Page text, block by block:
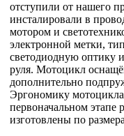
отступили от нашего
инсталировали в
мотором и
электронной метки,
светодиодную оптику
руля. Мотоцикл
дополнительно
Эргономику
первоначальном этапе
изготовлены по